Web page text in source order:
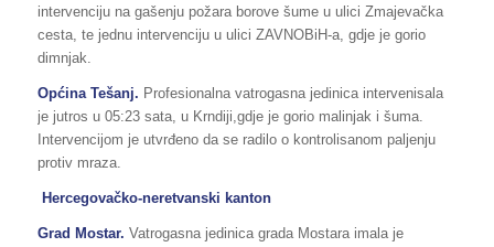
intervenciju na gašenju požara borove šume u ulici Zmajevačka
cesta, te jednu intervenciju u ulici ZAVNOBiH-a, gdje je gorio
dimnjak.
Općina Tešanj. Profesionalna vatrogasna jedinica intervenisala
je jutros u 05:23 sata, u Krndiji,gdje je gorio malinjak i šuma.
Intervencijom je utvrđeno da se radilo o kontrolisanom paljenju
protiv mraza.
Hercegovačko-neretvanski kanton
Grad Mostar. Vatrogasna jedinica grada Mostara imala je